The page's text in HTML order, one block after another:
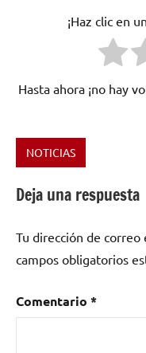
¡Haz clic en
Hasta ahora ¡no hay
Etiquetado
Brainstorming,
Jesús
Valenzuela,
Age
NOTICIAS
Deja una respuesta
Tu dirección de correo
campos obligatorios
Comentario *